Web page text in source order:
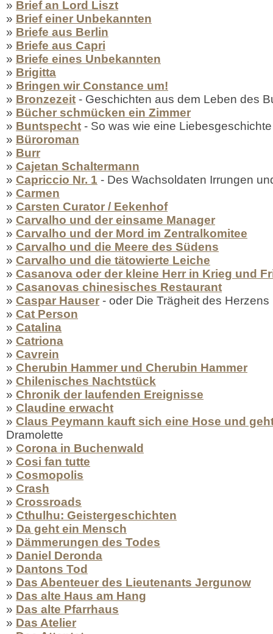
» Brief an Lord Liszt
» Brief einer Unbekannten
» Briefe aus Berlin
» Briefe aus Capri
» Briefe eines Unbekannten
» Brigitta
» Bringen wir Constance um!
» Bronzezeit - Geschichten aus dem Leben des
» Bücher schmücken ein Zimmer
» Buntspecht - So was wie eine Liebesgeschichte
» Büroroman
» Burr
» Cajetan Schaltermann
» Capriccio Nr. 1 - Des Wachsoldaten Irrungen
» Carmen
» Carsten Curator / Eekenhof
» Carvalho und der einsame Manager
» Carvalho und der Mord im Zentralkomitee
» Carvalho und die Meere des Südens
» Carvalho und die tätowierte Leiche
» Casanova oder der kleine Herr in Krieg und
» Casanovas chinesisches Restaurant
» Caspar Hauser - oder Die Trägheit des Herzens
» Cat Person
» Catalina
» Catriona
» Cavrein
» Cherubin Hammer und Cherubin Hammer
» Chilenisches Nachtstück
» Chronik der laufenden Ereignisse
» Claudine erwacht
» Claus Peymann kauft sich eine Hose und
Dramolette
» Corona in Buchenwald
» Cosi fan tutte
» Cosmopolis
» Crash
» Crossroads
» Cthulhu: Geistergeschichten
» Da geht ein Mensch
» Dämmerungen des Todes
» Daniel Deronda
» Dantons Tod
» Das Abenteuer des Lieutenants Jergunow
» Das alte Haus am Hang
» Das alte Pfarrhaus
» Das Atelier